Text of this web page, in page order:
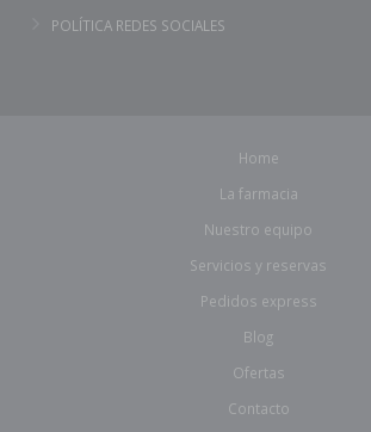
POLÍTICA REDES SOCIALES
Home
La farmacia
Nuestro equipo
Servicios y reservas
Pedidos express
Blog
Ofertas
Contacto